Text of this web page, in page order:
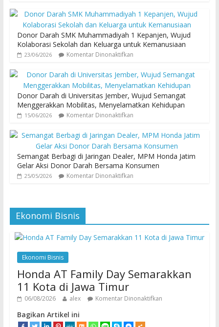
Donor Darah SMK Muhammadiyah 1 Kepanjen, Wujud
Kolaborasi Sekolah dan Keluarga untuk Kemanusiaan
23/06/2026 Komentar Dinonaktifkan
Donor Darah di Universitas Jember, Wujud Semangat
Menggerakkan Mobilitas, Menyelamatkan Kehidupan
15/06/2026 Komentar Dinonaktifkan
Semangat Berbagi di Jaringan Dealer, MPM Honda Jatim
Gelar Aksi Donor Darah Bersama Konsumen
25/05/2026 Komentar Dinonaktifkan
Ekonomi Bisnis
Ekonomi Bisnis
Honda AT Family Day Semarakkan
11 Kota di Jawa Timur
06/08/2026 alex Komentar Dinonaktifkan
Bagikan Artikel ini